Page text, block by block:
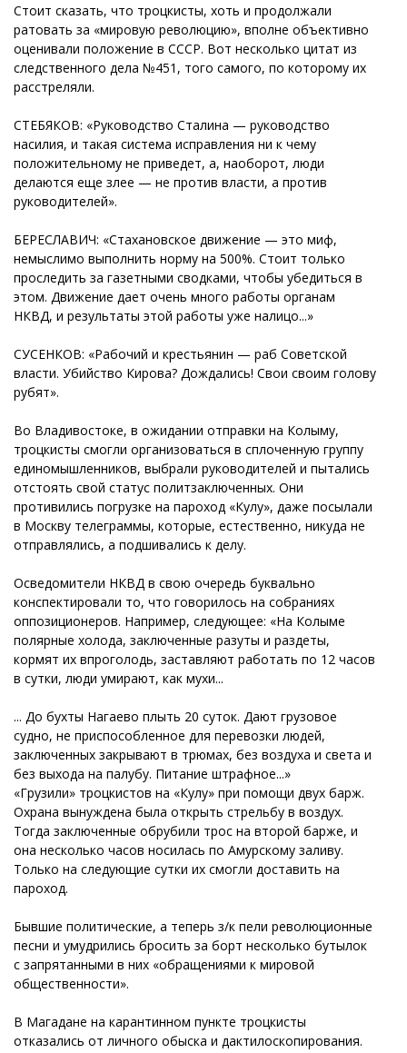
Стоит сказать, что троцкисты, хоть и продолжали
ратовать за «мировую революцию», вполне объективно
оценивали положение в СССР. Вот несколько цитат из
следственного дела №451, того самого, по которому их
расстреляли.
СТЕБЯКОВ: «Руководство Сталина — руководство
насилия, и такая система исправления ни к чему
положительному не приведет, а, наоборот, люди
делаются еще злее — не против власти, а против
руководителей».
БЕРЕСЛАВИЧ: «Стахановское движение — это миф,
немыслимо выполнить норму на 500%. Стоит только
проследить за газетными сводками, чтобы убедиться в
этом. Движение дает очень много работы органам
НКВД, и результаты этой работы уже налицо...»
СУСЕНКОВ: «Рабочий и крестьянин — раб Советской
власти. Убийство Кирова? Дождались! Свои своим голову
рубят».
Во Владивостоке, в ожидании отправки на Колыму,
троцкисты смогли организоваться в сплоченную группу
единомышленников, выбрали руководителей и пытались
отстоять свой статус политзаключенных. Они
противились погрузке на пароход «Кулу», даже посылали
в Москву телеграммы, которые, естественно, никуда не
отправлялись, а подшивались к делу.
Осведомители НКВД в свою очередь буквально
конспектировали то, что говорилось на собраниях
оппозиционеров. Например, следующее: «На Колыме
полярные холода, заключенные разуты и раздеты,
кормят их впроголодь, заставляют работать по 12 часов
в сутки, люди умирают, как мухи...
... До бухты Нагаево плыть 20 суток. Дают грузовое
судно, не приспособленное для перевозки людей,
заключенных закрывают в трюмах, без воздуха и света и
без выхода на палубу. Питание штрафное...»
«Грузили» троцкистов на «Кулу» при помощи двух барж.
Охрана вынуждена была открыть стрельбу в воздух.
Тогда заключенные обрубили трос на второй барже, и
она несколько часов носилась по Амурскому заливу.
Только на следующие сутки их смогли доставить на
пароход.
Бывшие политические, а теперь з/к пели революционные
песни и умудрились бросить за борт несколько бутылок
с запрятанными в них «обращениями к мировой
общественности».
В Магадане на карантинном пункте троцкисты
отказались от личного обыска и дактилоскопирования.